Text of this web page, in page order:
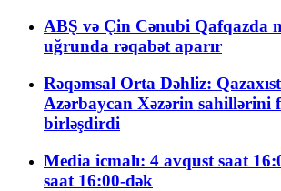
ABŞ və Çin Cənubi Qafqazda
uğrunda rəqabət aparır
Rəqəmsal Orta Dəhliz:
Azərbaycan Xəzərin sahillərini
birləşdirdi
Media icmalı: 4 avqust saat
saat 16:00-dək